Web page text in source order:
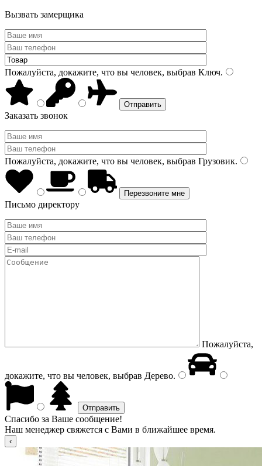
Вызвать замерщика
Пожалуйста, докажите, что вы человек, выбрав Ключ.
Заказать звонок
Пожалуйста, докажите, что вы человек, выбрав Грузовик.
Письмо директору
Пожалуйста,
докажите, что вы человек, выбрав Дерево.
Спасибо за Ваше сообщение!
Наш менеджер свяжется с Вами в ближайшее время.